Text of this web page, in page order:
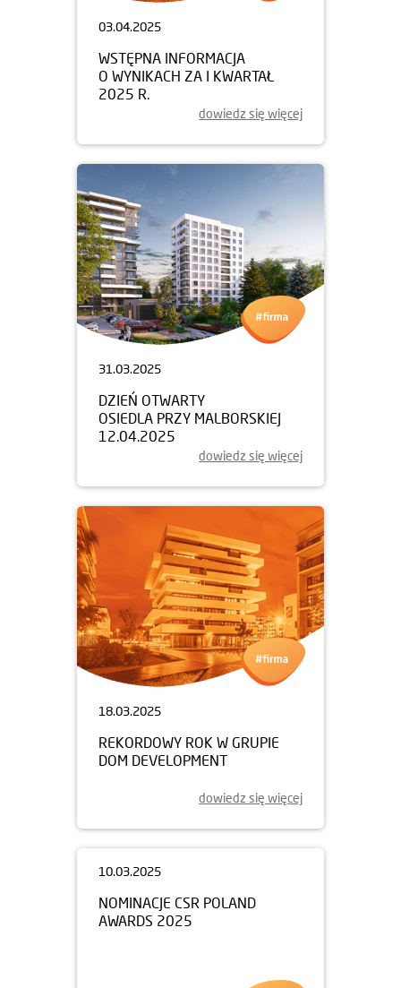
03.04.2025
WSTĘPNA INFORMACJA
O WYNIKACH ZA I KWARTAŁ
2025 R.
dowiedz się więcej
31.03.2025
DZIEŃ OTWARTY
OSIEDLA PRZY MALBORSKIEJ
12.04.2025
dowiedz się więcej
18.03.2025
REKORDOWY ROK W GRUPIE
DOM DEVELOPMENT
dowiedz się więcej